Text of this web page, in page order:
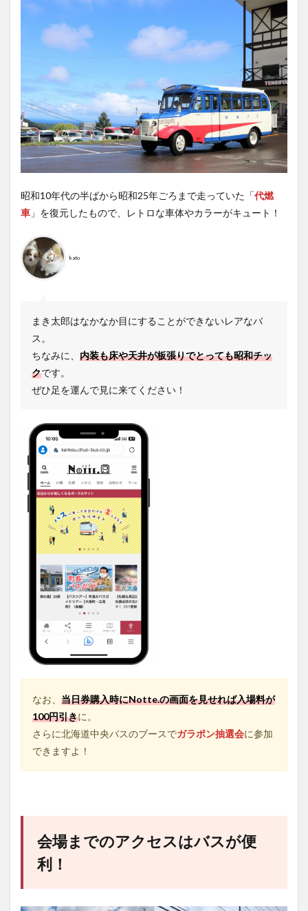
昭和10年代の半ばから昭和25年ごろまで走っていた「代燃
車 」を復元したもので、レトロな車体やカラーがキュート！
kato
まき太郎はなかなか目にすることができないレアなバ
ス。
ちなみに、 内装も床や天井が板張りでとっても昭和チッ
クです。
ぜひ足を運んで見に来てください！
なお、 当日券購入時にNotte.の画面を見せれば入場料が
100円引きに。
さらに北海道中央バスのブースでガラポン抽選会に参加
できますよ！
会場までのアクセスはバスが便
利！